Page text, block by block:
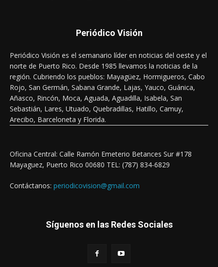
Periódico Visión
Periódico Visión es el semanario líder en noticias del oeste y el
norte de Puerto Rico. Desde 1985 llevamos la noticias de la
región. Cubriendo los pueblos: Mayagüez, Hormigueros, Cabo
Rojo, San Germán, Sabana Grande, Lajas, Yauco, Guánica,
Añasco, Rincón, Moca, Aguada, Aguadilla, Isabela, San
Sebastián, Lares, Utuado, Quebradillas, Hatillo, Camuy,
Arecibo, Barceloneta y Florida.
Oficina Central: Calle Ramón Emeterio Betances Sur #178
Mayaguez, Puerto Rico 00680 TEL: (787) 834-6829
Contáctanos: periodicovision@gmail.com
Síguenos en las Redes Sociales